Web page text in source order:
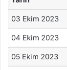
03 Ekim 2023
04 Ekim 2023
05 Ekim 2023